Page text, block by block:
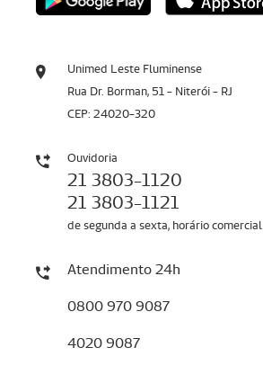
Unimed Leste Fluminense
Rua Dr. Borman, 51 - Niterói - RJ
CEP: 24020-320
Ouvidoria
21 3803-1120
21 3803-1121
de segunda a sexta, horário comercial
Atendimento 24h
0800 970 9087
4020 9087